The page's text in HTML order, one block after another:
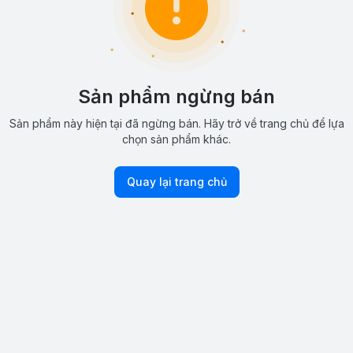
Sản phẩm ngừng bán
Sản phẩm này hiện tại đã ngừng bán. Hãy trở về trang chủ để lựa
chọn sản phẩm khác.
Quay lại trang chủ